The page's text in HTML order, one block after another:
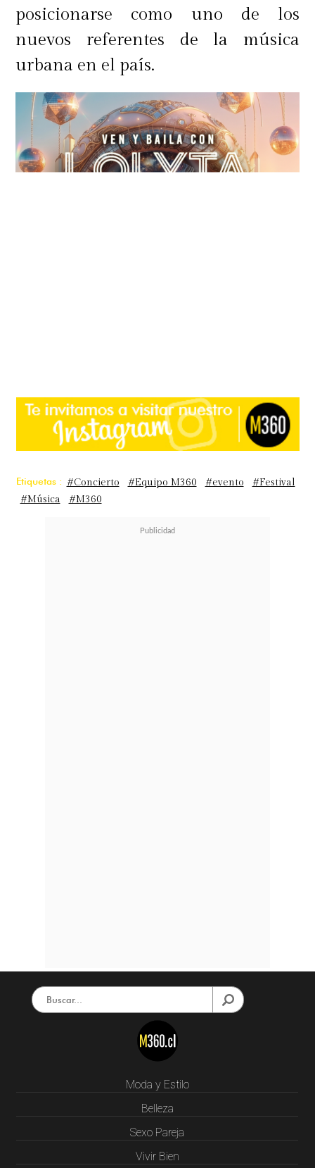
posicionarse como uno de los
nuevos referentes de la música
urbana en el país.
Etiquetas : #Concierto #Equipo M360 #evento
#Festival
#Música
#M360
Moda y Estilo
Belleza
Sexo Pareja
Vivir Bien